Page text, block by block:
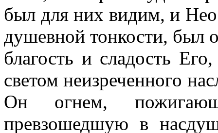
был для них видим, и
душевной тонкости, был
благость и сладость
светом неизреченного
Он огнем,
превзошедшую в